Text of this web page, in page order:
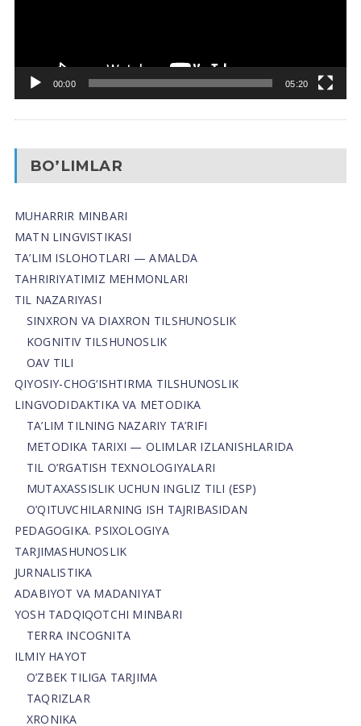
00:00 05:20
BO’LIMLAR
MUHARRIR MINBARI
MATN LINGVISTIKASI
TA’LIM ISLOHOTLARI — AMALDA
TAHRIRIYATIMIZ MEHMONLARI
TIL NAZARIYASI
SINXRON VA DIAXRON TILSHUNOSLIK
KOGNITIV TILSHUNOSLIK
OAV TILI
QIYOSIY-CHOG‘ISHTIRMA TILSHUNOSLIK
LINGVODIDAKTIKA VA METODIKA
TA’LIM TILNING NAZARIY TA’RIFI
METODIKA TARIXI — OLIMLAR IZLANISHLARIDA
TIL O’RGATISH TEXNOLOGIYALARI
MUTAXASSISLIK UCHUN INGLIZ TILI (ESP)
O’QITUVCHILARNING ISH TAJRIBASIDAN
PEDAGOGIKA. PSIXOLOGIYA
TARJIMASHUNOSLIK
JURNALISTIKA
ADABIYOT VA MADANIYAT
YOSH TADQIQOTCHI MINBARI
TERRA INCOGNITA
ILMIY HAYOT
O’ZBEK TILIGA TARJIMA
TAQRIZLAR
XRONIKA